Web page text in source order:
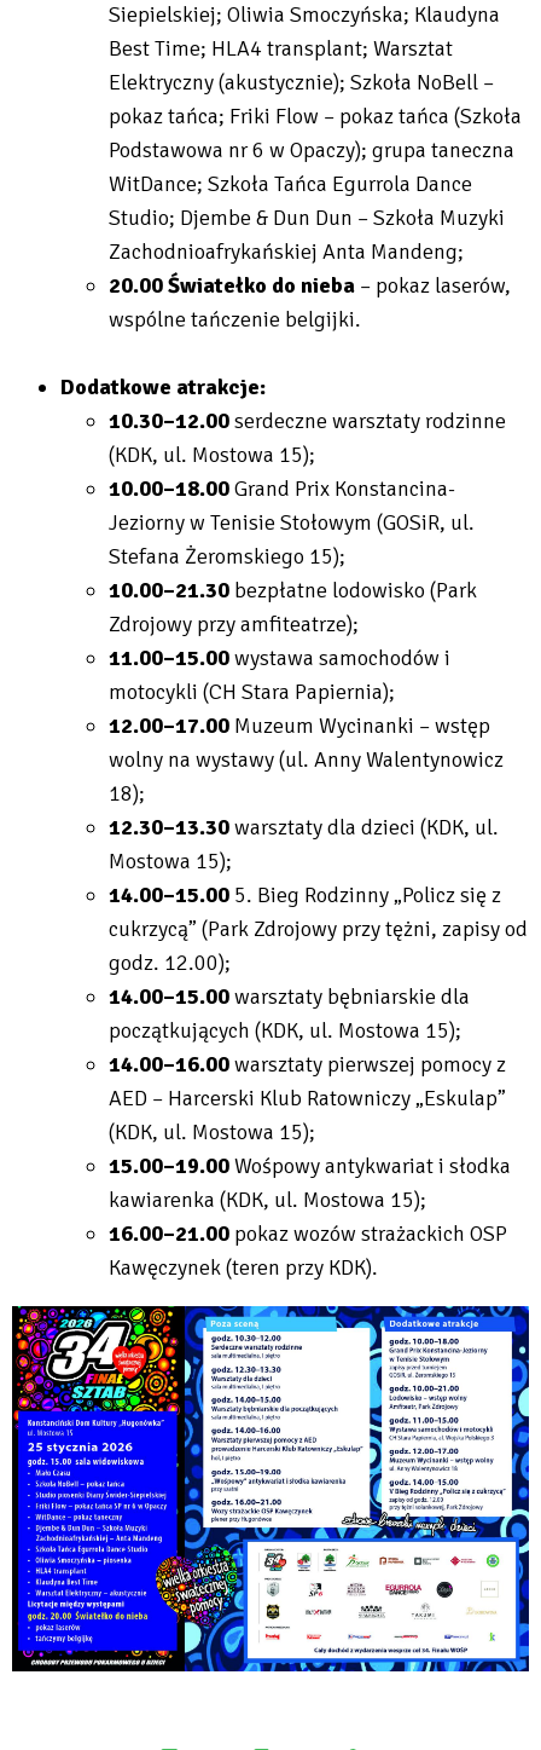
Siepielskiej; Oliwia Smoczyńska; Klaudyna
Best Time; HLA4 transplant; Warsztat
Elektryczny (akustycznie); Szkoła NoBell –
pokaz tańca; Friki Flow – pokaz tańca (Szkoła
Podstawowa nr 6 w Opaczy); grupa taneczna
WitDance; Szkoła Tańca Egurrola Dance
Studio; Djembe & Dun Dun – Szkoła Muzyki
Zachodnioafrykańskiej Anta Mandeng;
20.00 Światełko do nieba – pokaz laserów,
wspólne tańczenie belgijki.
Dodatkowe atrakcje:
10.30–12.00serdeczne warsztaty rodzinne
(KDK, ul. Mostowa 15);
10.00–18.00Grand Prix Konstancina-
Jeziorny w Tenisie Stołowym (GOSiR, ul.
Stefana Żeromskiego 15);
10.00–21.30 bezpłatne lodowisko (Park
Zdrojowy przy amfiteatrze);
11.00–15.00wystawa samochodów i
motocykli (CH Stara Papiernia);
12.00–17.00 Muzeum Wycinanki – wstęp
wolny na wystawy (ul. Anny Walentynowicz
18);
12.30–13.30warsztaty dla dzieci (KDK, ul.
Mostowa 15);
14.00–15.00 5. Bieg Rodzinny „Policz się z
cukrzycą” (Park Zdrojowy przy tężni, zapisy od
godz. 12.00);
14.00–15.00warsztaty bębniarskie dla
początkujących (KDK, ul. Mostowa 15);
14.00–16.00warsztaty pierwszej pomocy z
AED – Harcerski Klub Ratowniczy „Eskulap”
(KDK, ul. Mostowa 15);
15.00–19.00Wośpowy antykwariat i słodka
kawiarenka (KDK, ul. Mostowa 15);
16.00–21.00 pokaz wozów strażackich OSP
Kawęczynek (teren przy KDK).